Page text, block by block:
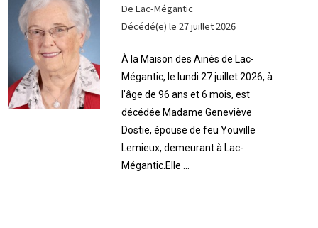
De Lac-Mégantic
Décédé(e) le 27 juillet 2026
À la Maison des Ainés de Lac-
Mégantic, le lundi 27 juillet 2026, à
l’âge de 96 ans et 6 mois, est
décédée Madame Geneviève
Dostie, épouse de feu Youville
Lemieux, demeurant à Lac-
Mégantic.Elle ...